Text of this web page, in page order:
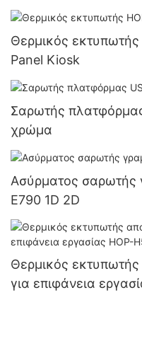
Προμηθευτής
Θερμικός
Panel Kiosk
Σαρωτής
χρώμα
Ασύρματος σαρωτής
E790 1D 2D
Θερμικός
για επιφάνεια